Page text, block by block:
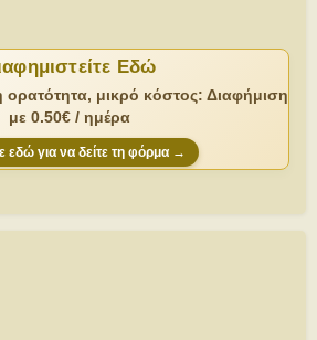
Εδώ
μικρό κόστος: Διαφήμιση
με 0.50€ / ημέρα
εδώ για να δείτε τη φόρμα →